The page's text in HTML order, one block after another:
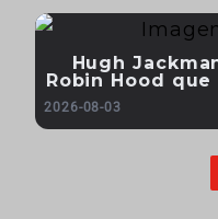
Hugh
Robin Hood
2026-08-03